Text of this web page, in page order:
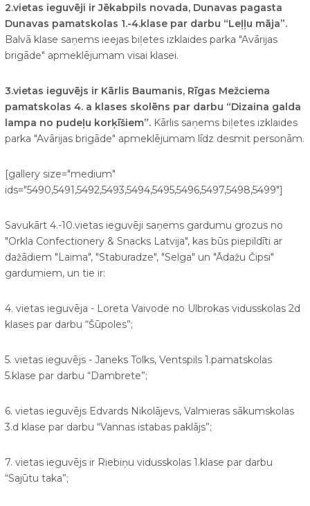
2.vietas ieguvēji ir Jēkabpils novada, Dunavas pagasta
Dunavas pamatskolas 1.-4.klase par darbu “Leļļu māja”.
Balvā klase saņems ieejas biļetes izklaides parka "Avārijas
brigāde" apmeklējumam visai klasei.
3.vietas ieguvējs ir Kārlis Baumanis, Rīgas Mežciema
pamatskolas 4. a klases skolēns par darbu “Dizaina galda
lampa no pudeļu korķīšiem”.Kārlis saņems biļetes izklaides
parka "Avārijas brigāde" apmeklējumam līdz desmit personām.
[gallery size="medium"
ids="5490,5491,5492,5493,5494,5495,5496,5497,5498,5499"]
Savukārt 4.-10.vietas ieguvēji saņems gardumu grozus no
"Orkla Confectionery & Snacks Latvija", kas būs piepildīti ar
dažādiem "Laima", "Staburadze", "Selga" un "Ādažu Čipsi"
gardumiem, un tie ir:
4. vietas ieguvēja - Loreta Vaivode no Ulbrokas vidusskolas 2d
klases par darbu “Šūpoles”;
5. vietas ieguvējs - Janeks Tolks, Ventspils 1.pamatskolas
5.klase par darbu “Dambrete”;
6. vietas ieguvējs Edvards Nikolājevs, Valmieras sākumskolas
3.d klase par darbu “Vannas istabas paklājs”;
7. vietas ieguvējs ir Riebiņu vidusskolas 1.klase par darbu
“Sajūtu taka”;